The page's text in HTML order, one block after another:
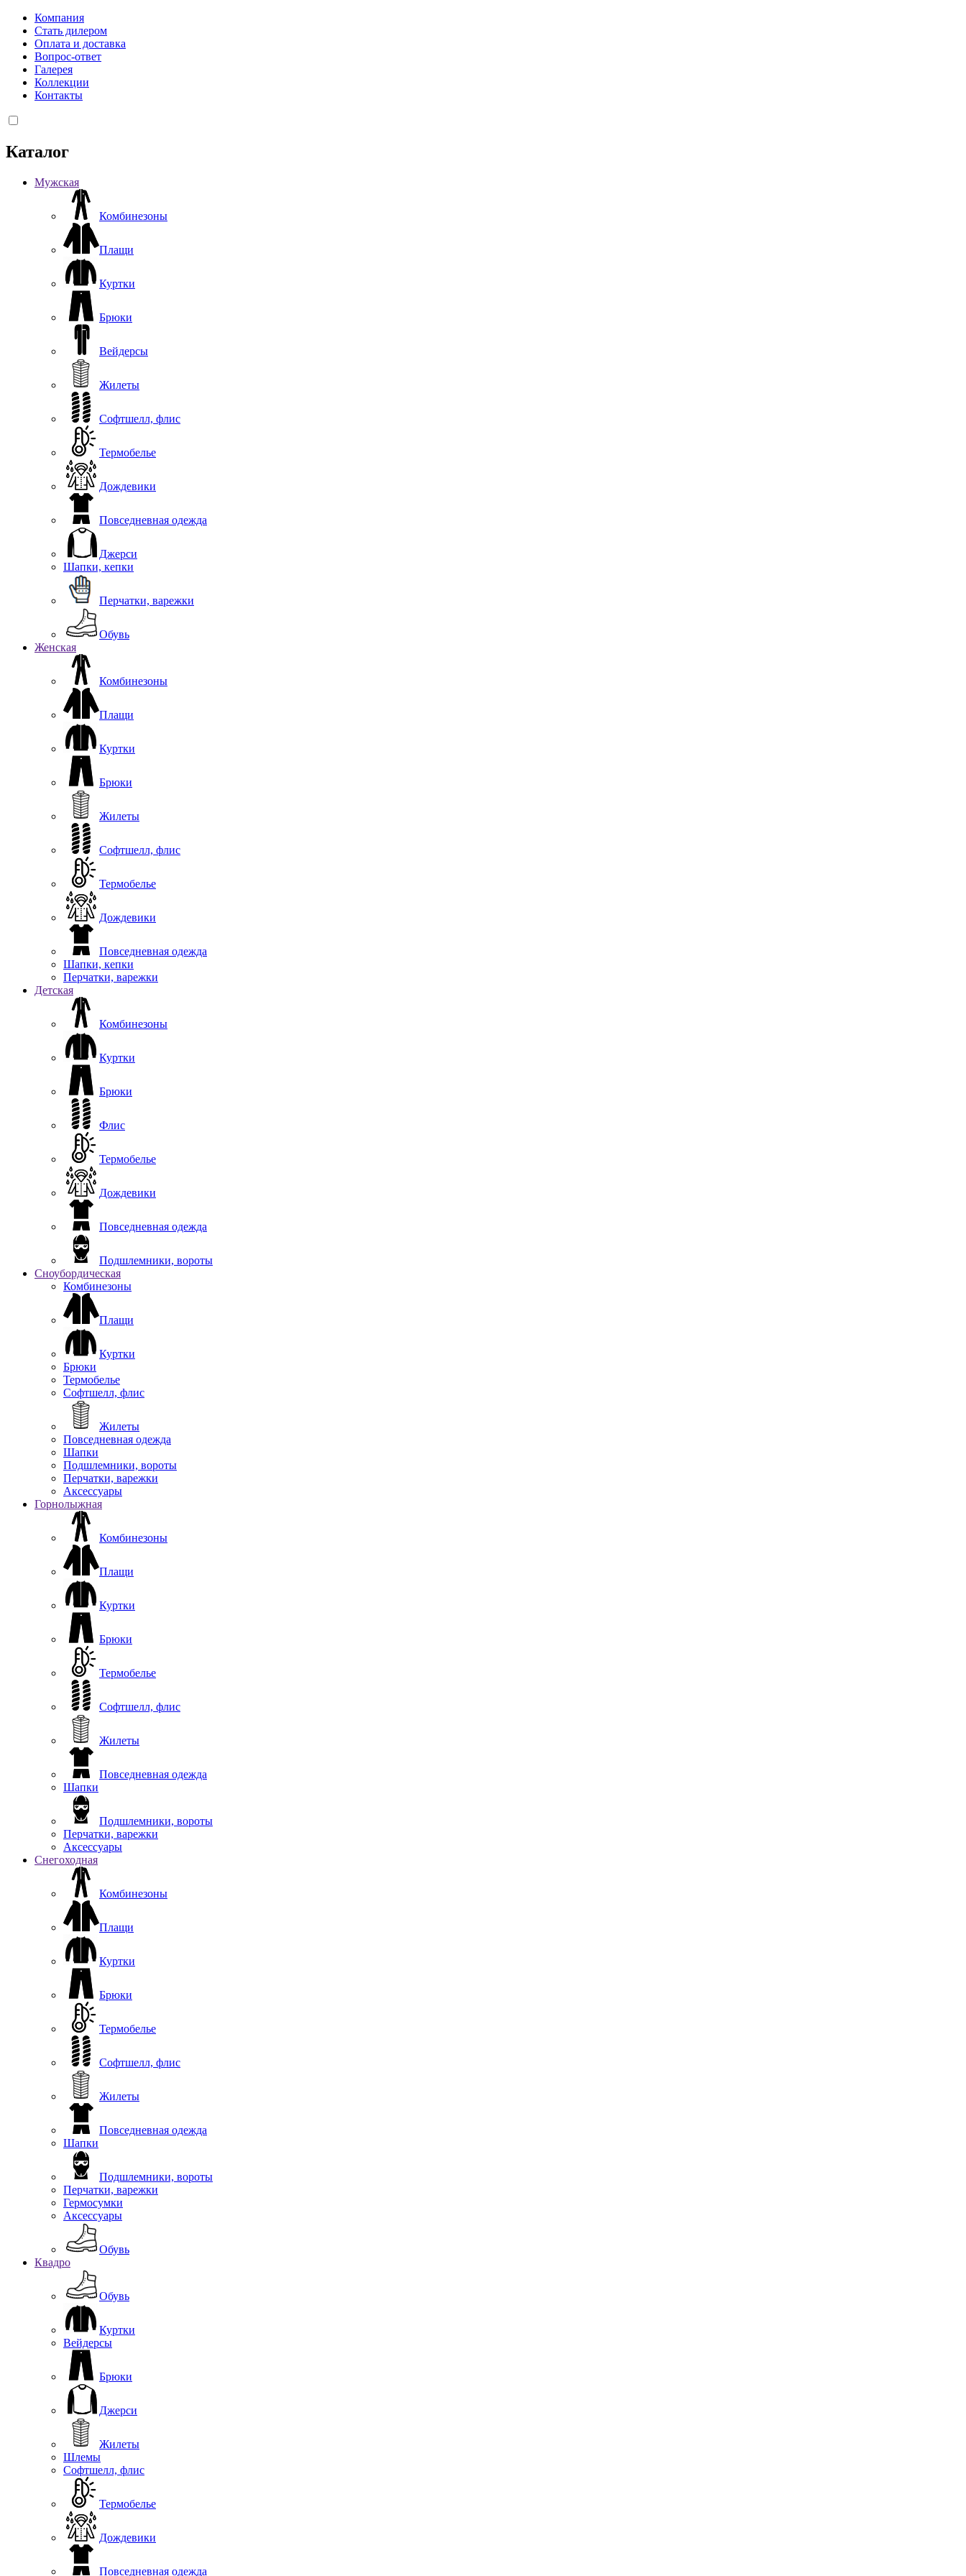
Компания
Стать дилером
Оплата и доставка
Вопрос-ответ
Галерея
Коллекции
Контакты
Каталог
Мужская
Комбинезоны
Плащи
Куртки
Брюки
Вейдерсы
Жилеты
Софтшелл, флис
Термобелье
Дождевики
Повседневная одежда
Джерси
Шапки, кепки
Перчатки, варежки
Обувь
Женская
Комбинезоны
Плащи
Куртки
Брюки
Жилеты
Софтшелл, флис
Термобелье
Дождевики
Повседневная одежда
Шапки, кепки
Перчатки, варежки
Детская
Комбинезоны
Куртки
Брюки
Флис
Термобелье
Дождевики
Повседневная одежда
Подшлемники, вороты
Сноубордическая
Комбинезоны
Плащи
Куртки
Брюки
Термобелье
Софтшелл, флис
Жилеты
Повседневная одежда
Шапки
Подшлемники, вороты
Перчатки, варежки
Аксессуары
Горнолыжная
Комбинезоны
Плащи
Куртки
Брюки
Термобелье
Софтшелл, флис
Жилеты
Повседневная одежда
Шапки
Подшлемники, вороты
Перчатки, варежки
Аксессуары
Снегоходная
Комбинезоны
Плащи
Куртки
Брюки
Термобелье
Софтшелл, флис
Жилеты
Повседневная одежда
Шапки
Подшлемники, вороты
Перчатки, варежки
Гермосумки
Аксессуары
Обувь
Квадро
Обувь
Куртки
Вейдерсы
Брюки
Джерси
Жилеты
Шлемы
Софтшелл, флис
Термобелье
Дождевики
Повседневная одежда